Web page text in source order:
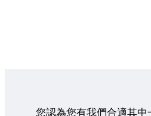
您認為您有我們合適其中